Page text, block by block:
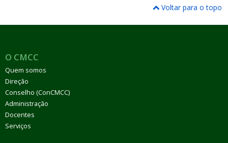
Voltar para o topo
O CMCC
Quem somos
Direção
Conselho (ConCMCC)
Administração
Docentes
Serviços